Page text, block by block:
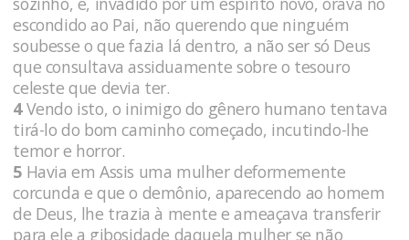
escondido ao Pai, não querendo que ninguém
soubesse o que fazia lá dentro, a não ser só Deus
que consultava assiduamente sobre o tesouro
celeste que devia ter.
4Vendo isto, o inimigo do gênero humano tentava
tirá-lo do bom caminho começado, incutindo-lhe
temor e horror.
5 Havia em Assis uma mulher deformemente
corcunda e que o demônio, aparecendo ao homem
de Deus, lhe trazia à mente e ameaçava transferir
para ele a gibosidade daquela mulher se não